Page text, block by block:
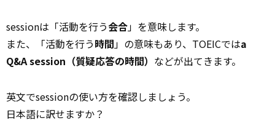
sessionは「活動を行う会合」を意味します。
また、「活動を行う時間」の意味もあり、TOEICではa
Q&A session（質疑応答の時間） などが出てきます。
英文でsessionの使い方を確認しましょう。
日本語に訳せますか？